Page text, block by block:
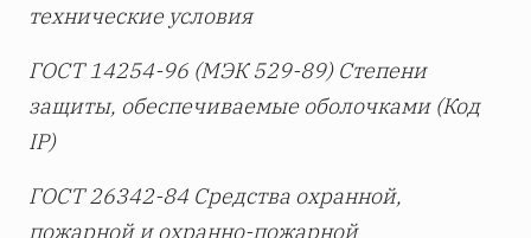
технические условия
ГОСТ 14254-96 (МЭК 529-89) Степени
защиты, обеспечиваемые оболочками (Код
IP)
ГОСТ 26342-84 Средства охранной,
пожарной и охранно-пожарной